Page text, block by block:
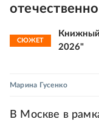
СЮЖЕТ
2026"
Марина Гусенко
В Москве в